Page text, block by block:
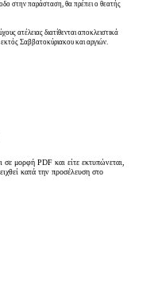
στην παράσταση, θα πρέπει ο θεατής
ατέλειας διατίθενται αποκλειστικά
Σαββατοκύριακου και αργιών.
σε μορφή PDF και είτε εκτυπώνεται,
κατά την προσέλευση στο